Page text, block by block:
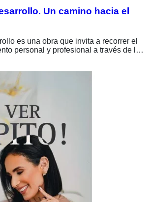
Un camino hacia el
es una obra que invita a recorrer el
personal y profesional a través de la
ofrecen una guía práctica para
integral y construir una vida plena y